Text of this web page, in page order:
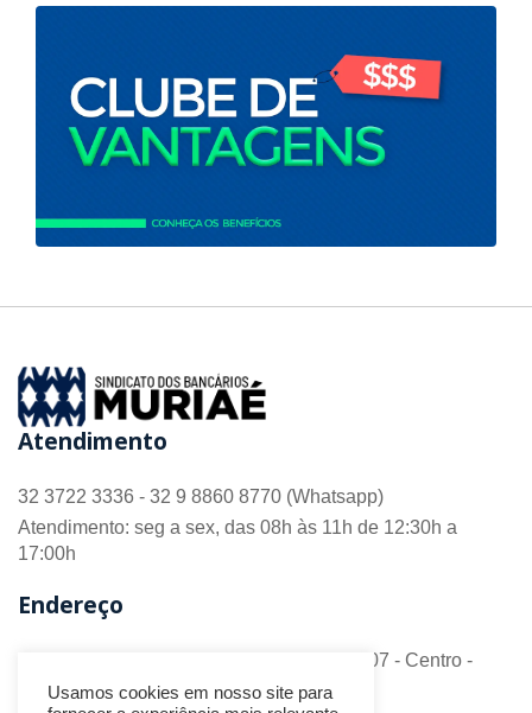
Atendimento
32 3722 3336 - 32 9 8860 8770 (Whatsapp)
Atendimento: seg a sex, das 08h às 11h de 12:30h a
17:00h
Endereço
R. Barão do Monte Alto nº 70 - Sala 306/307 - Centro -
CEP 36.880-018 - Muriaé/MG
Usamos cookies em nosso site para